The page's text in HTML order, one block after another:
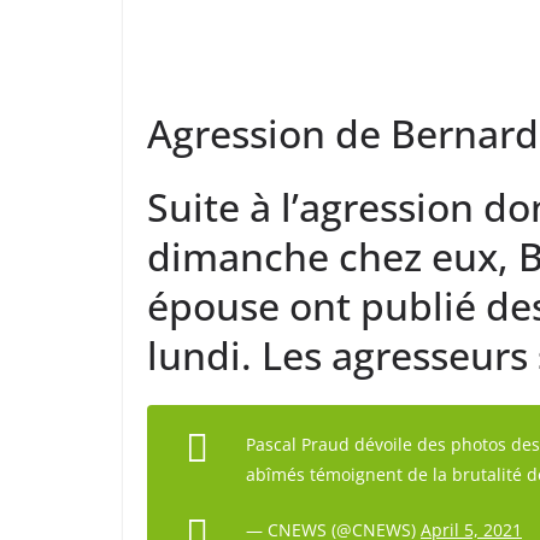
Agression de
Suite à l’agression
dimanche chez eux,
épouse ont publié
lundi. Les
Pascal Praud dévoile des photos
abîmés témoignent de la brutalité
— CNEWS (@CNEWS) April 5, 2021